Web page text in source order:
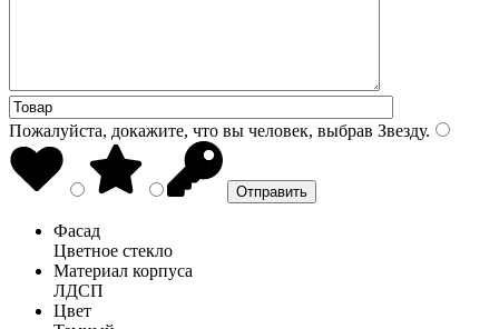
Пожалуйста, докажите, что вы человек, выбрав Звезду.
Фасад
Цветное стекло
Материал корпуса
ЛДСП
Цвет